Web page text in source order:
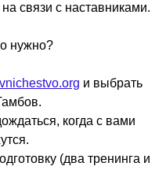
связи с наставниками.
нужно?
и выбрать
когда с вами
(два тренинга и